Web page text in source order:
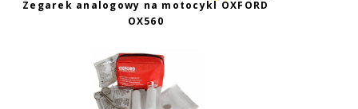
Zegarek analogowy na motocykl OXFORD
OX560